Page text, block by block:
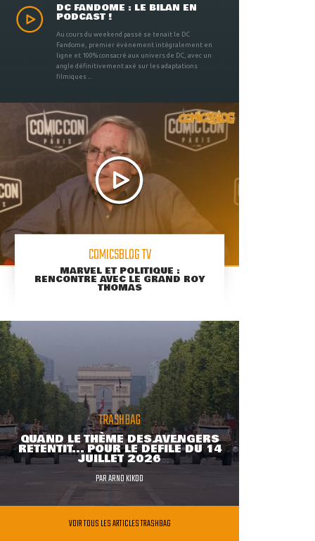
DC FANDOME : LE BILAN EN
PODCAST !
Au cours du weekend passé se tenait le DC
Fandome, premier évènement intégralement en
ligne et 100% consacré aux univers de DC, avec un
angle définitivement axé sur les adaptations
filmiques ...
COMICSBLOG TV
MARVEL ET POLITIQUE :
RENCONTRE AVEC LE GRAND ROY
THOMAS
TRASHBAG
QUAND LE THÈME DES AVENGERS
RETENTIT... POUR LE DÉFILÉ DU 14
JUILLET 2026
PARARNO KIKOO
VOIR TOUS LES ARTICLES TRASHBAG